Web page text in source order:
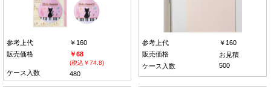
参考上代
￥160
販売価格
￥68
(税込￥74.8)
ケース入数 480
参考上代
￥160
販売価格
お見積
ケース入数
500